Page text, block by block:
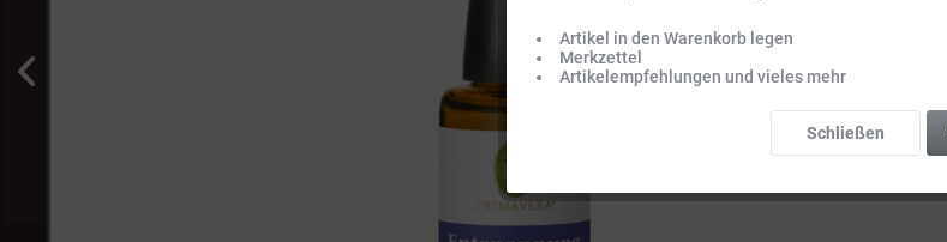
Artikel in den Warenkorb legen
Merkzettel
Artikelempfehlungen und vieles mehr
Schließen